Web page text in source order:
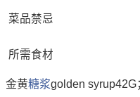
菜品禁忌
所需食材
金黄糖浆golden syrup42G